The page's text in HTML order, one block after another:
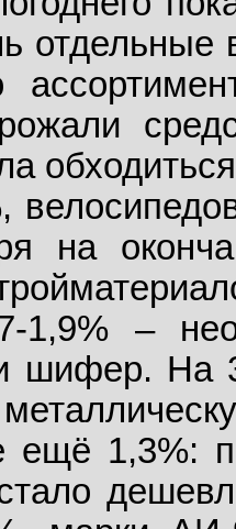
отдельные
на
1,9% –
шифер. На
ещё 1,3%: